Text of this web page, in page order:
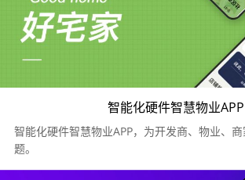
智能化硬件智慧物业APP
智能化硬件智慧物业APP，为开发商、物业、
题。